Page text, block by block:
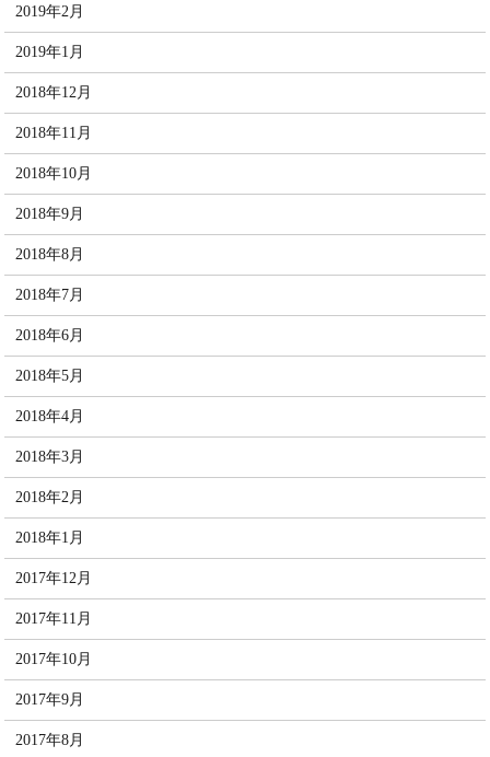
2019年2月
2019年1月
2018年12月
2018年11月
2018年10月
2018年9月
2018年8月
2018年7月
2018年6月
2018年5月
2018年4月
2018年3月
2018年2月
2018年1月
2017年12月
2017年11月
2017年10月
2017年9月
2017年8月